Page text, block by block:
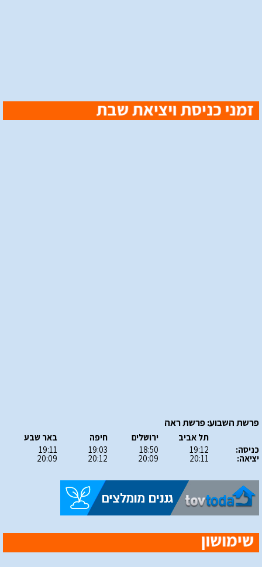
פרשת השבוע: פרשת ראה
כניסה:
יציאה:
תל אביב
19:12
20:11
ירושלים
18:50
20:09
חיפה
19:03
20:12
באר שבע
19:11
20:09